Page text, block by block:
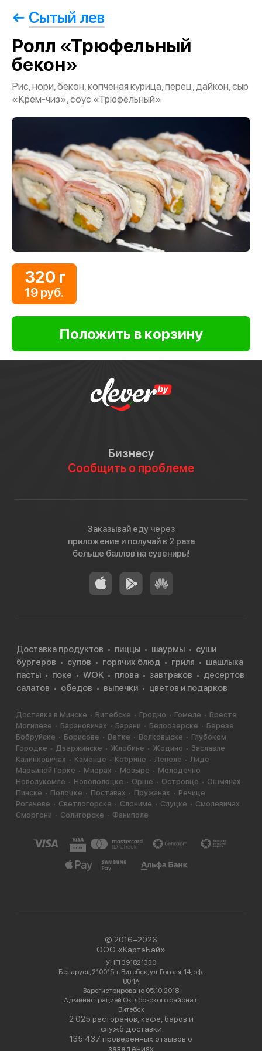
Сытый лев
Ролл «Трюфельный
бекон»
Рис, нори, бекон, копченая курица, перец, дайкон, сыр
«Крем-чиз», соус «Трюфельный»
320 г
19 руб.
Бизнесу
Сообщить о проблеме
Заказывай еду через
приложение и получай в 2 раза
больше баллов на сувениры!
Доставка продуктов пиццы шаурмы
суши
бургеров
супов горячих блюд гриля
шашлыка
пасты
поке WOK плова завтраков
десертов
салатов
обедов выпечки цветов и подарков
Доставка в Минске Витебске Гродно Гомеле
Бресте
Могилёве
Барановичах Барани Белоозерске
Березе
Бобруйске
Борисове Ветке Волковыске
Глубоком
Городке
Дзержинске Жлобине Жодино
Заславле
Калинковичах
Каменце Кобрине Лепеле
Лиде
Марьиной Горке
Миорах Мозыре
Молодечно
Новолукомле
Новополоцке Орше Островце
Ошмянах
Пинске
Полоцке Поставах Пружанах
Речице
Рогачеве
Светлогорске Слониме Слуцке
Смолевичах
Сморгони
Солигорске Фаниполе
© 2016−2026
ООО «КартэБай»
УНП 391821330
Беларусь, 210015, г. Витебск, ул. Гоголя, 14, оф.
804А
Зарегистрировано 05.10.2018
Администрацией Октябрьского района г.
Витебск
2 025 ресторанов, кафе, баров и
служб доставки
135 437 проверенных отзывов о
заведениях